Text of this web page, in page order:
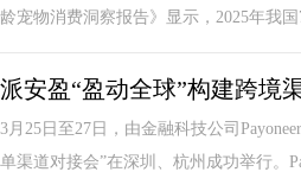
龄宠物消费洞察报告》显示，2025年我
派安盈“盈动全球”构建跨境
3月25日至27日，由金融科技公司
单渠道对接会”在深圳、杭州成功举行。